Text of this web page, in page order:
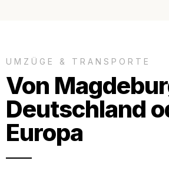
UMZÜGE & TRANSPORTE
Von
Deutschland
Europa